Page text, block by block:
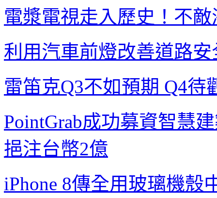
電漿電視走入歷史！不
利用汽車前燈改善道路安
雷笛克Q3不如預期 Q4待
PointGrab成功募資智慧
挹注台幣2億
iPhone 8傳全用玻璃機殼